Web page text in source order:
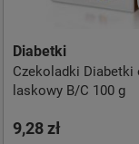
Diabetki
Czekoladki Diabetki
laskowy B/C 100 g
9,28 zł